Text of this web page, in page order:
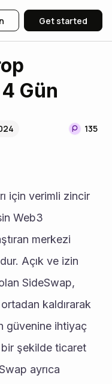
Get started
Gün
135
için verimli zincir
Web3
merkezi
Açık ve izin
SideSwap,
kaldırarak
güvenine ihtiyaç
şekilde ticaret
ayrıca